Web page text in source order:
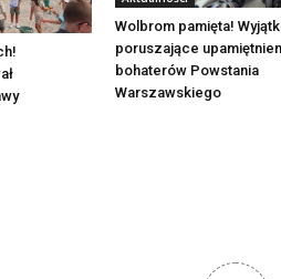
Wolbrom pamięta!
poruszające
bohaterów Powstania
Warszawskiego